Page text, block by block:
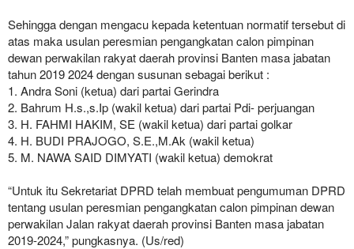
Sehingga dengan mengacu kepada ketentuan normatif tersebut di
atas maka usulan peresmian pengangkatan calon pimpinan
dewan perwakilan rakyat daerah provinsi Banten masa jabatan
tahun 2019 2024 dengan susunan sebagai berikut :
1. Andra Soni (ketua) dari partai Gerindra
2. Bahrum H.s.,s.Ip (wakil ketua) dari partai Pdi- perjuangan
3. H. FAHMI HAKIM, SE (wakil ketua) dari partai golkar
4. H. BUDI PRAJOGO, S.E.,M.Ak (wakil ketua)
5. M. NAWA SAID DIMYATI (wakil ketua) demokrat
“Untuk itu Sekretariat DPRD telah membuat pengumuman DPRD
tentang usulan peresmian pengangkatan calon pimpinan dewan
perwakilan Jalan rakyat daerah provinsi Banten masa jabatan
2019-2024,” pungkasnya. (Us/red)